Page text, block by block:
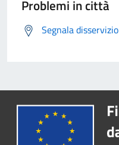
Problemi in città
Segnala disservizio